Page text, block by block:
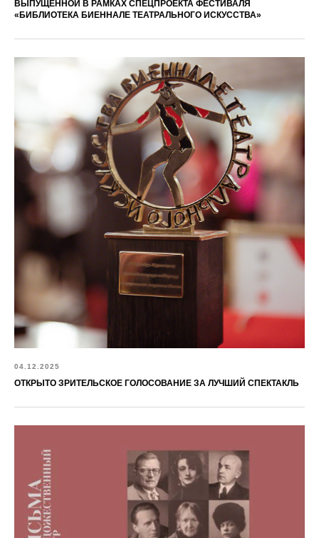
ВЫПУЩЕННОЙ В РАМКАХ СПЕЦПРОЕКТА ФЕСТИВАЛЯ
«БИБЛИОТЕКА БИЕННАЛЕ ТЕАТРАЛЬНОГО ИСКУССТВА»
04.12.2025
ОТКРЫТО ЗРИТЕЛЬСКОЕ ГОЛОСОВАНИЕ ЗА ЛУЧШИЙ СПЕКТАКЛЬ